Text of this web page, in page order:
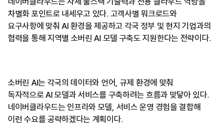
차별화 포인트로 내세우고 있다. 고객사별 워크로드와
요구사항에 맞춰 AI 환경을 제공하고 각국 정부 및 현지 기업과의
협력을 통해 지역별 소버린 AI 모델 구축도 지원한다는 전략이다.
소버린 AI는 각국의 데이터와 언어, 규제 환경에 맞춰
독자적으로 AI 모델과 서비스를 구축하려는 흐름과 맞닿아 있다.
네이버클라우드는 인프라와 모델, 서비스 운영 경험을 결합해
이런 수요를 공략하겠다는 계획이다.